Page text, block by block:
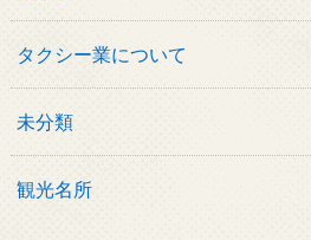
タクシー業について
未分類
観光名所